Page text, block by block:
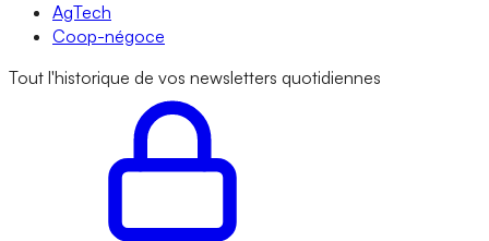
AgTech
Coop-négoce
Tout l'historique de vos newsletters quotidiennes